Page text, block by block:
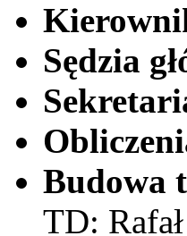
Sędzia
Budowa
TD: